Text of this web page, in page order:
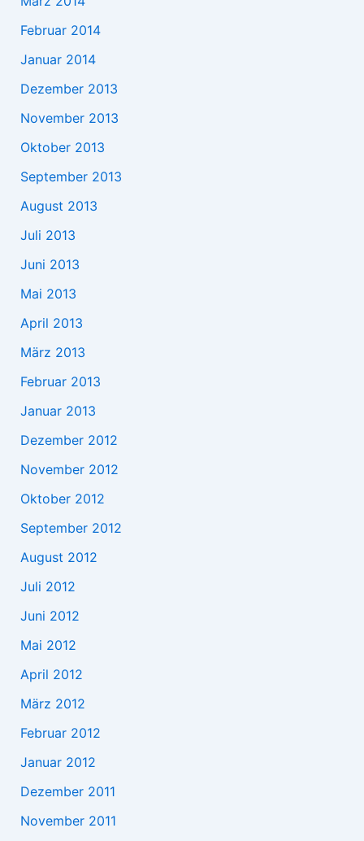
Februar 2014
Januar 2014
Dezember 2013
November 2013
Oktober 2013
September 2013
August 2013
Juli 2013
Juni 2013
Mai 2013
April 2013
März 2013
Februar 2013
Januar 2013
Dezember 2012
November 2012
Oktober 2012
September 2012
August 2012
Juli 2012
Juni 2012
Mai 2012
April 2012
März 2012
Februar 2012
Januar 2012
Dezember 2011
November 2011